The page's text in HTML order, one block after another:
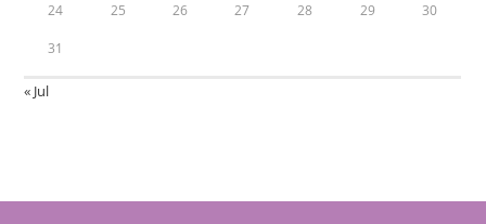
24 25 26 27 28 29 30
31
« Jul